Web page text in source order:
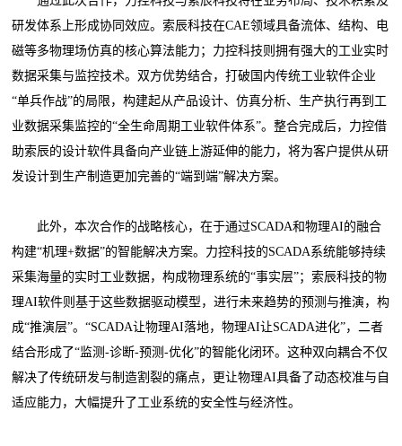
研发体系上形成协同效应。索辰科技在CAE领域具备流体、结构、电
磁等多物理场仿真的核心算法能力；力控科技则拥有强大的工业实时
数据采集与监控技术。双方优势结合，打破国内传统工业软件企业
“单兵作战”的局限，构建起从产品设计、仿真分析、生产执行再到工
业数据采集监控的“全生命周期工业软件体系”。整合完成后，力控借
助索辰的设计软件具备向产业链上游延伸的能力，将为客户提供从研
发设计到生产制造更加完善的“端到端”解决方案。
此外，本次合作的战略核心，在于通过SCADA和物理AI的融合
构建“机理+数据”的智能解决方案。力控科技的SCADA系统能够持续
采集海量的实时工业数据，构成物理系统的“事实层”；索辰科技的物
理AI软件则基于这些数据驱动模型，进行未来趋势的预测与推演，构
成“推演层”。“SCADA让物理AI落地，物理AI让SCADA进化”，二者
结合形成了“监测-诊断-预测-优化”的智能化闭环。这种双向耦合不仅
解决了传统研发与制造割裂的痛点，更让物理AI具备了动态校准与自
适应能力，大幅提升了工业系统的安全性与经济性。